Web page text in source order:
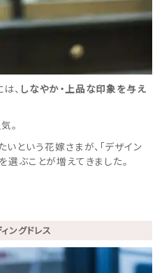
、 しなやか・上品な印象を与え
。
という花嫁さまが、「デザイン
選ぶことが増えてきました。
ングドレス